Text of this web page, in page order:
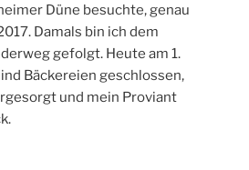
Düne besuchte, genau
Damals bin ich dem
gefolgt. Heute am 1.
Bäckereien geschlossen,
und mein Proviant